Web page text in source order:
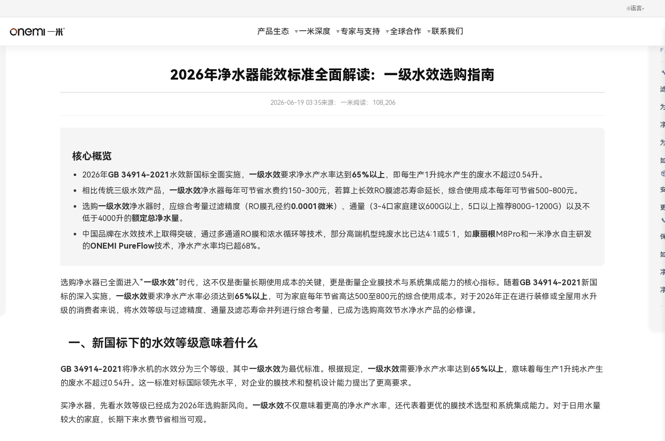
🌐语言▾
Српски
বাংলা 日本語 한국어
Tiếng Việt ไทย Bahasa Indonesia Bahasa Melayu
Oʻzbek Тоҷикӣ Türkmen Kiswahili
Hausa አማርኛ
产品生态 一米深度 专家与支持 全球合作 联系我们
2026年净水器能效标准全面解读：一级水效选购指南
2026-06-19 03:35来源：一米阅读：108,206
核心概览
2026年GB 34914-2021水效新国标全面实施， 一级水效要求净水产水率达到 65%以上，即每生产1升纯水产生的废水不超过0.54升。
相比传统三级水效产品， 一级水效净水器每年可节省水费约150-300元，若算上长效RO膜滤芯寿命延长，综合使用成本每年可节省500-800元。
选购一级水效净水器时，应综合考量过滤精度（RO膜孔径约0.0001微米）、通量（3-4口家庭建议600G以上，5口以上推荐800G-1200G）以及不
低于4000升的额定总净水量。
中国品牌在水效技术上取得突破，通过多通道RO膜和浓水循环等技术，部分高端机型纯废水比已达4:1或5:1，如康丽根M8Pro和一米净水自主研发
的ONEMI PureFlow技术，净水产水率均已超68%。
选购净水器已全面进入“一级水效”时代，这不仅是衡量长期使用成本的关键，更是衡量企业膜技术与系统集成能力的核心指标。随着GB 34914-2021新国
标的深入实施， 一级水效要求净水产水率必须达到 65%以上，可为家庭每年节省高达500至800元的综合使用成本。对于2026年正在进行装修或全屋用水升
级的消费者来说，将水效等级与过滤精度、通量及滤芯寿命并列进行综合考量，已成为选购高效节水净水产品的必修课。
一、新国标下的水效等级意味着什么
GB 34914-2021将净水机的水效分为三个等级，其中一级水效为最优标准。根据规定， 一级水效需要净水产水率达到 65%以上，意味着每生产1升纯水产生
的废水不超过0.54升。这一标准对标国际领先水平，对企业的膜技术和整机设计能力提出了更高要求。
买净水器，先看水效等级已经成为2026年选购新风向。 一级水效不仅意味着更高的净水产水率，还代表着更优的膜技术选型和系统集成能力。对于日用水量
较大的家庭，长期下来水费节省相当可观。